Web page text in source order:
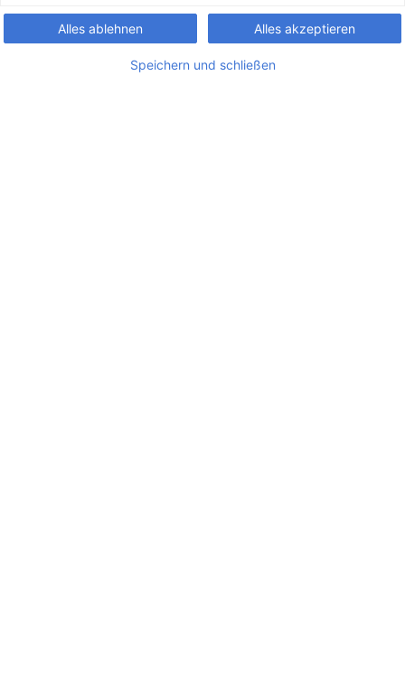
Alles ablehnen Alles akzeptieren
Speichern und schließen